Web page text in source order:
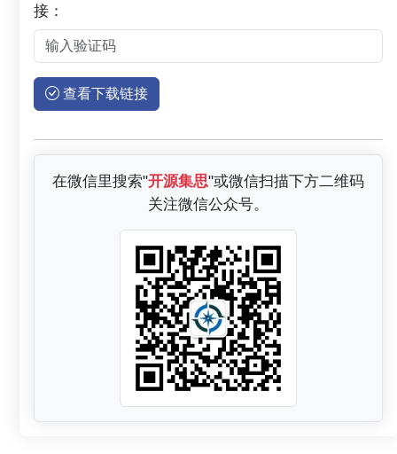
接：
查看下载链接
在微信里搜索"开源集思"或微信扫描下方二维码
关注微信公众号。